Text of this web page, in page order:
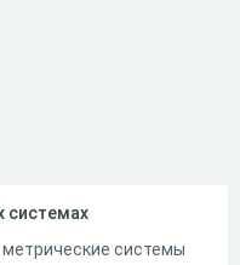
системах
системы